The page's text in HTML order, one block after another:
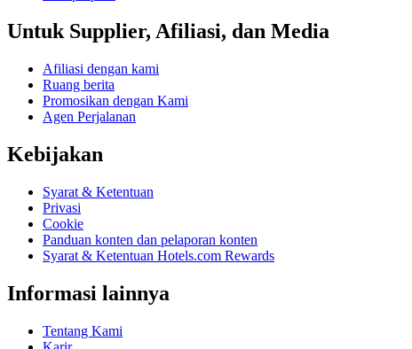
Untuk Supplier, Afiliasi, dan Media
Afiliasi dengan kami
Ruang berita
Promosikan dengan Kami
Agen Perjalanan
Kebijakan
Syarat & Ketentuan
Privasi
Cookie
Panduan konten dan pelaporan konten
Syarat & Ketentuan Hotels.com Rewards
Informasi lainnya
Tentang Kami